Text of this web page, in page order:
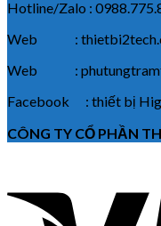
Hotline/Zalo :
Web :
Web :
Facebook : thiết bị
CÔNG TY CỔ PHẦN